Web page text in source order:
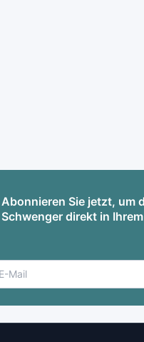
Abonnieren Sie jetzt, um
Schwenger direkt in